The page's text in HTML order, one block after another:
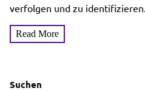
verfolgen und zu
einer...
Read More
Suchen